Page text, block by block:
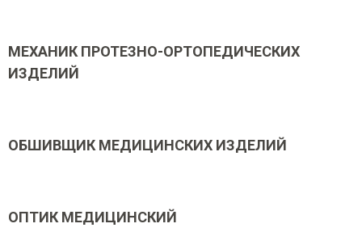
МЕХАНИК ПРОТЕЗНО-ОРТОПЕДИЧЕСКИХ
ИЗДЕЛИЙ
ОБШИВЩИК МЕДИЦИНСКИХ ИЗДЕЛИЙ
ОПТИК МЕДИЦИНСКИЙ